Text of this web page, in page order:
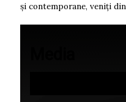
și contemporane, veniți